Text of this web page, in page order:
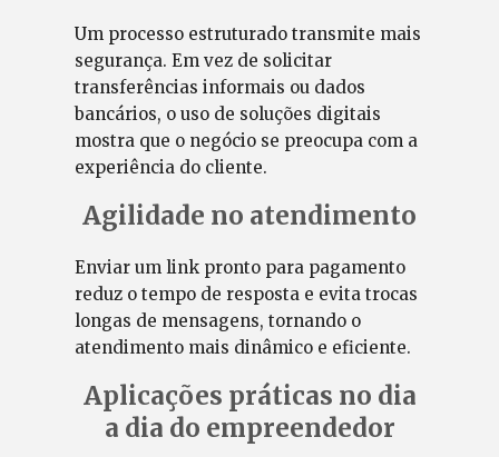
Um processo estruturado transmite mais
segurança. Em vez de solicitar
transferências informais ou dados
bancários, o uso de soluções digitais
mostra que o negócio se preocupa com a
experiência do cliente.
Agilidade no atendimento
Enviar um link pronto para pagamento
reduz o tempo de resposta e evita trocas
longas de mensagens, tornando o
atendimento mais dinâmico e eficiente.
Aplicações práticas no dia
a dia do empreendedor